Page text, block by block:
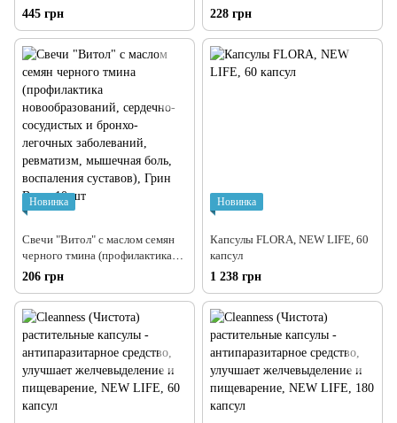
LIFE, 60 капсул
445 грн
защиты, снижение холестерина
и сахара в крови, повышение
работоспособности), Грин Виза,
90 таблеток
228 грн
Новинка
Свечи "Витол" с маслом семян
черного тмина (профилактика
новообразований, сердечно-
сосудистых и бронхо-легочных
заболеваний, ревматизм,
мышечная боль, воспаления
суставов), Грин Виза, 10 шт
206 грн
Новинка
Капсулы FLORA, NEW LIFE, 60
капсул
1 238 грн